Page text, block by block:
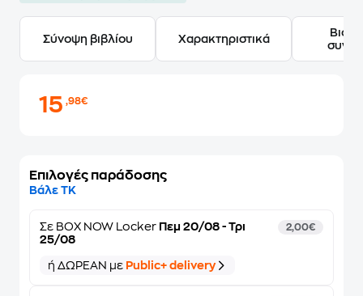
Σύνοψη βιβλίου Χαρακτηριστικά
15,98€
Επιλογές παράδοσης
Βάλε ΤΚ
Σε BOX NOW Locker Πεμ 20/08 - Τρι
25/08
2,00€
ή ΔΩΡΕΑΝ με Public+ delivery